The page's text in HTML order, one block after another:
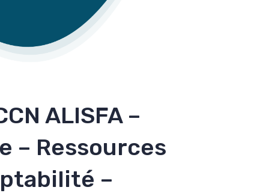
ALISFA –
– Ressources
–